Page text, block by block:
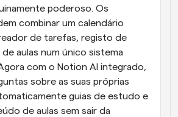
poderoso. Os
combinar um calendário
de tarefas, registo de
aulas num único sistema
com o Notion AI integrado,
sobre as suas próprias
guias de estudo e
de aulas sem sair da